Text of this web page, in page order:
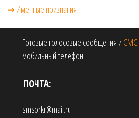
⇒ Именные признания
Готовые голосовые сообщения и СМС
мобильный телефон!
ПОЧТА:
smsorkr@mail.ru